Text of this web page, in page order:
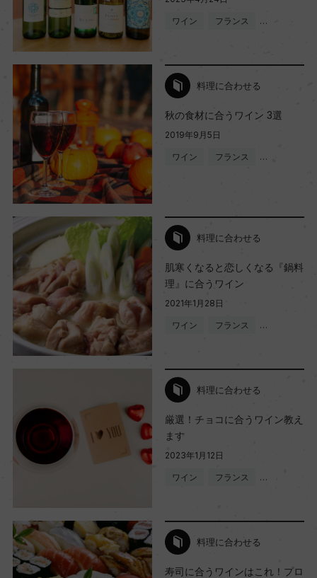
ワイン フランス …
料理に合わせる
秋の食材に合うワイン 3選
2019年9月5日
ワイン フランス …
料理に合わせる
肌寒くなると恋しくなる『鍋料
理』に合うワイン
2021年1月28日
ワイン フランス …
料理に合わせる
厳選！チョコに合うワイン教え
ます
2023年1月12日
ワイン フランス …
料理に合わせる
寿司に合うワインはこれ！プロ